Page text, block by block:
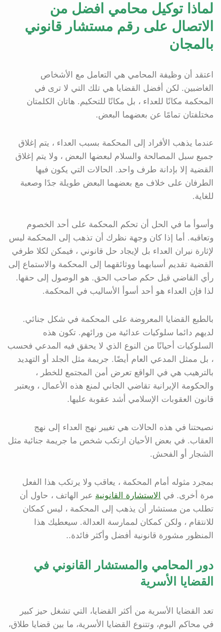
لماذا توكيل محامي افضل من
الاتصال على رقم مستشار قانوني
بالمجان
اعتقد أن وظيفة المحامي هي التعامل مع الأشخاص
الغاضبين. لكن أفضل القضايا هي تلك التي لا ترى في
المحكمة مكانًا للعداء ، بل مكانًا للتحكيم. هاتان الكلمتان
مختلفتان تمامًا عن بعضهما البعض.
عندما يذهب الأفراد إلى المحكمة بسبب العداء ، يتم إغلاق
جميع سبل المصالحة والسلام لبعضها البعض ، ولا يتم إغلاق
القضية إلا بإدانة طرف واحد. الحالات التي يكون فيها
الطرفان على خلاف مع بعضهما البعض طويلة جدًا وصعبة
للغاية.
وأسوأ ما في الحل أن تحكم المحكمة على أحد الخصوم
وتعاقبه. أما إذا كان وجهة نظرك أن تذهب إلى المحكمة ليس
لإثارة نيران العداء بل لإيجاد حل قانوني ، فيمكن لكلا طرفي
القضية تقديم أسبابهما ووثائقهما إلى المحكمة والاستماع إلى
رأي القاضي قبل حكم صاحب الحق. هو الوصول إلى حقها.
لذا فإن العداء هو أحد أسوأ الأساليب في المحكمة.
بالطبع القضايا المعروضة على المحكمة في شكل جنائي.
لديهم دائما سلوكيات عدائية من ورائهم. تكون هذه
السلوكيات أحيانًا من النوع الذي لا يحقق فيه المدعي فحسب
، بل ممثل المدعي العام أيضًا. جريمة مثل الجلد أو التهديد
بالترهيب هي في الواقع تعرض أمن المجتمع للخطر ،
والحكومة الإيرانية تقاضي الجاني لمنع هذه الأعمال ، ويعتبر
قانون العقوبات الإسلامي أشد عقوبة عليها.
نصيحتنا في هذه الحالات هي تغيير نهج العداء إلى نهج
العقاب. في بعض الأحيان ارتكب شخص ما جريمة جنائية مثل
الشجار أو الفحش.
بمجرد مثوله أمام المحكمة ، يعاقب ولا يرتكب هذا الفعل
مرة أخرى. في
الاستشارة القانونية عبر الهاتف ، حاول أن
تطلب من مستشار أن يذهب إلى المحكمة ، ليس كمكان
للانتقام ، ولكن كمكان لممارسة العدالة. سيعطيك هذا
المنظور مشورة قانونية أفضل وأكثر فائدة..
دور المحامي والمستشار القانوني في
القضايا الأسرية
تعد القضايا الأسرية من أكثر القضايا، التي تشغل حيز كبير
في محاكم اليوم، وتتنوع القضايا الأسرية، ما بين قضايا طلاق،